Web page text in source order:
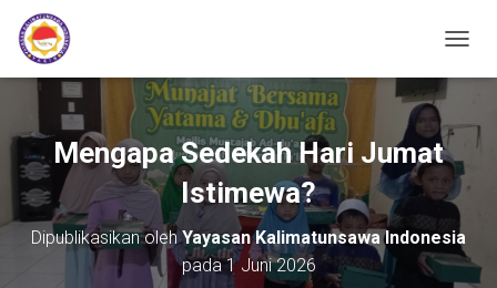
Mengapa Sedekah Hari Jumat
Istimewa?
Dipublikasikan olehYayasan Kalimatunsawa Indonesia
pada1 Juni 2026